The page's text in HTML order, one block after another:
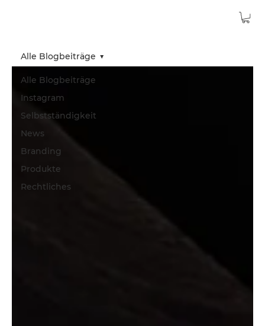
Alle Blogbeiträge
Instagram
Selbstständigkeit
News
Branding
Produkte
Rechtliches
Alle Blogbeiträge